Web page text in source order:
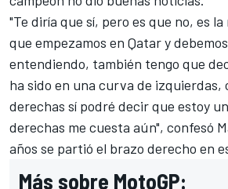
"Te diría que sí, pero es que no, es
que empezamos en Qatar y
entendiendo, también tengo que
ha sido en una curva de izquierdas,
derechas sí podré decir que estoy
derechas me cuesta aún", confesó
años se partió el brazo derecho en
Más sobre MotoGP: